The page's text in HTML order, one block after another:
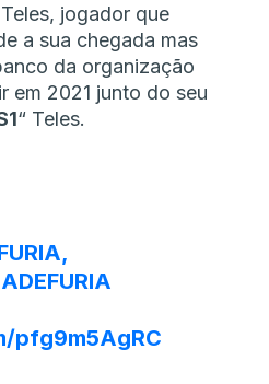
Teles, jogador que
a sua chegada mas
da organização
em 2021 junto do seu
“ Teles.
pfg9m5AgRC